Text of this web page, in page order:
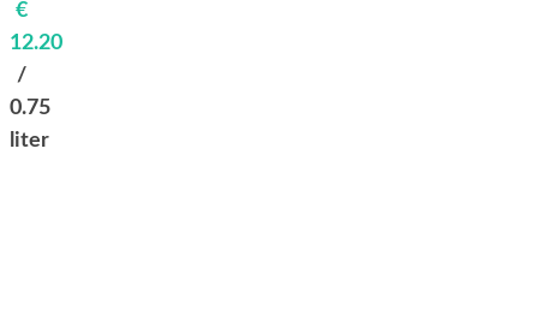
€
12.20
/
0.75
liter